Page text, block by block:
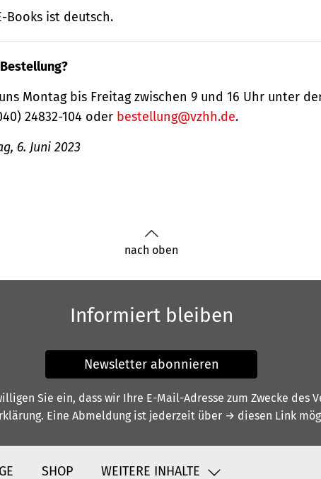
Books ist deutsch.
Montag bis Freitag zwischen 9 und 16 Uhr unter
24832-104 oder bestellung@vzhh.de.
6. Juni 2023
nach oben
Informiert bleiben
Newsletter abonnieren
Sie ein, dass wir Ihre E-Mail-Adresse zum Zwecke des
. Eine Abmeldung ist jederzeit über → diesen Link
SHOP WEITERE INHALTE